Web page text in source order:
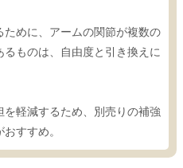
めに、アームの関節が複数の
ものは、自由度と引き換えに
軽減するため、別売りの補強
すすめ。